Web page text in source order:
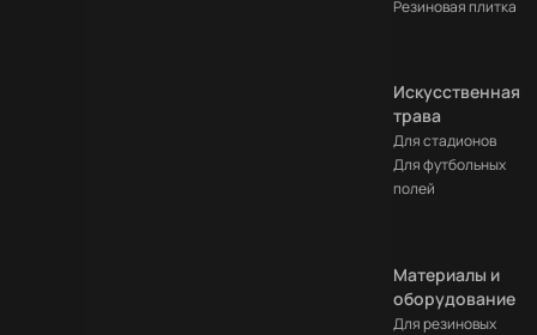
Резиновая плитка
Искусственная
трава
Для стадионов
Для футбольных
полей
Материалы и
оборудование
Для резиновых